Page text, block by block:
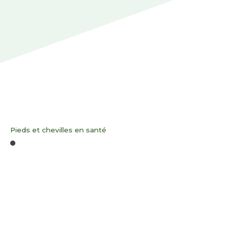
Pieds et chevilles en santé